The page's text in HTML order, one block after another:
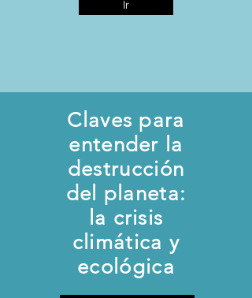
Ir
Claves para
entender la
destrucción
del planeta:
la crisis
climática y
ecológica